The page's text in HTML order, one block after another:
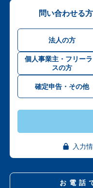
問い合わせる
法人の方
個人事業主・フリー
スの方
確定申告・その他
入力
お電話